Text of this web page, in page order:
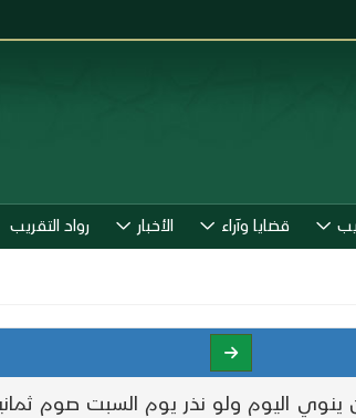
قضايا وآراء الأخبار رواد التقريب
ينوي اليوم ولو نذر يوم السبت صوم